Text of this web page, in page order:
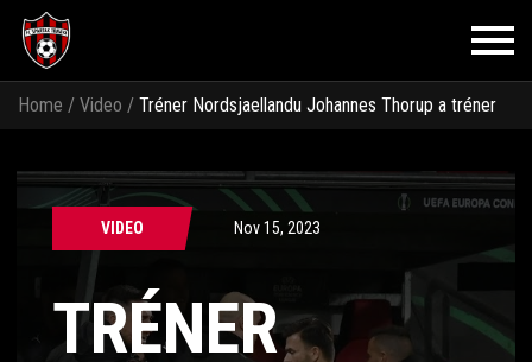
Home / Video / Tréner Nordsjaellandu Johannes Thorup a tréner
VIDEO Nov 15, 2023
TRÉNER